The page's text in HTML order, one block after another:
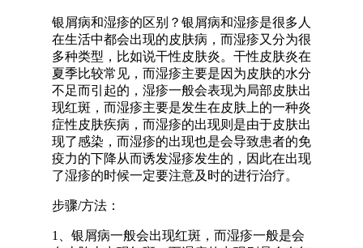
银屑病和湿疹的区别？银屑病和湿疹是很多人
在生活中都会出现的皮肤病，而湿疹又分为很
多种类型，比如说干性皮肤炎。干性皮肤炎在
夏季比较常见，而湿疹主要是因为皮肤的水分
不足而引起的，湿疹一般会表现为局部皮肤出
现红斑，而湿疹主要是发生在皮肤上的一种炎
症性皮肤疾病，而湿疹的出现则是由于皮肤出
现了感染，而湿疹的出现也是会导致患者的免
疫力的下降从而诱发湿疹发生的，因此在出现
了湿疹的时候一定要注意及时的进行治疗。
步骤/方法：
1、银屑病一般会出现红斑，而湿疹一般是会